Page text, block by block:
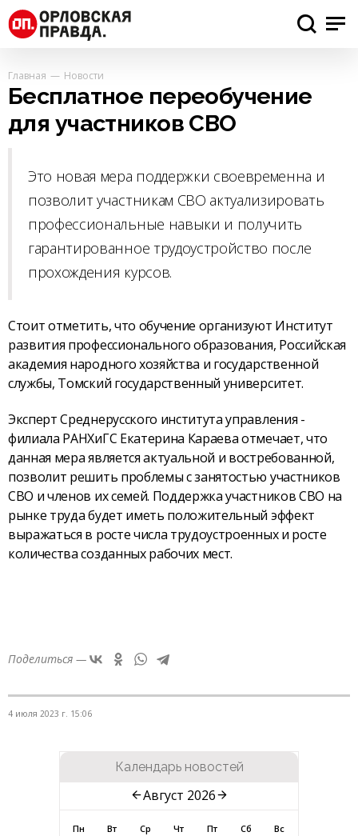
Главная Новости
Бесплатное переобучение
для участников СВО
Это новая мера поддержки своевременна и
позволит участникам СВО актуализировать
профессиональные навыки и получить
гарантированное трудоустройство после
прохождения курсов.
Стоит отметить, что обучение организуют Институт
развития профессионального образования, Российская
академия народного хозяйства и государственной
службы, Томский государственный университет.
Эксперт Среднерусского института управления -
филиала РАНХиГС Екатерина Караева отмечает, что
данная мера является актуальной и востребованной,
позволит решить проблемы с занятостью участников
СВО и членов их семей. Поддержка участников СВО на
рынке труда будет иметь положительный эффект
выражаться в росте числа трудоустроенных и росте
количества созданных рабочих мест.
Поделиться —
4 июля 2023 г. 15:06
Календарь новостей
Август 2026
Пн Вт Ср Чт Пт Сб Вс